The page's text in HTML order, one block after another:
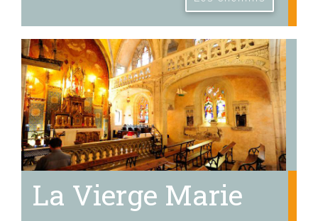
La Vierge Marie